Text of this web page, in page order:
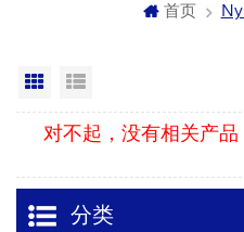
首页
网格视图
对不起，没有相关产品
分类